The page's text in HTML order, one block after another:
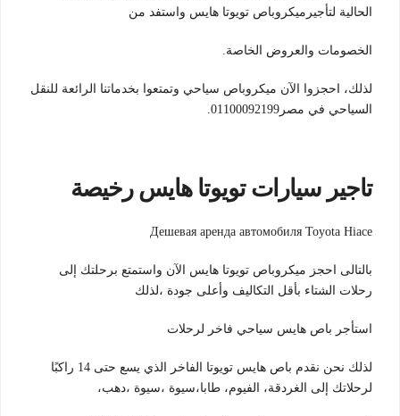
الحالية لتأجيرميكروباص تويوتا هايس واستفد من
الخصومات والعروض الخاصة.
لذلك، احجزوا الآن ميكروباص سياحي وتمتعوا بخدماتنا الرائعة للنقل
السياحي في مصر01100092199.
تاجير سيارات تويوتا هايس رخيصة
Дешевая аренда автомобиля Toyota Hiace
بالتالى احجز ميكروباص تويوتا هايس الآن واستمتع برحلتك إلى
رحلات الشتاء بأقل التكاليف وأعلى جودة ،لذلك
استأجر باص هايس سياحي فاخر لرحلات
لذلك نحن نقدم باص هايس تويوتا الفاخر الذي يسع حتى 14 راكبًا
لرحلاتك إلى الغردقة، الفيوم، طابا،سيوة ،سيوة ،دهب،